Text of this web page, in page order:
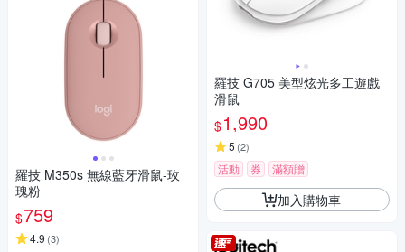
羅技 M350s 無線藍牙滑鼠-玫
瑰粉
$759
4.9 (3)
羅技 G705 美型炫光多工遊戲
滑鼠
$1,990
5 (2)
活動 券 滿額贈
加入購物車